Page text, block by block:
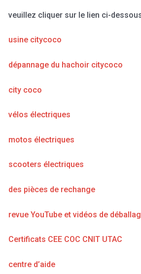
veuillez cliquer sur le lien ci-
usine citycoco
dépannage du hachoir citycoco
city coco
vélos électriques
motos électriques
scooters électriques
des pièces de rechange
revue YouTube et vidéos de
Certificats CEE COC CNIT UTAC
centre d’aide